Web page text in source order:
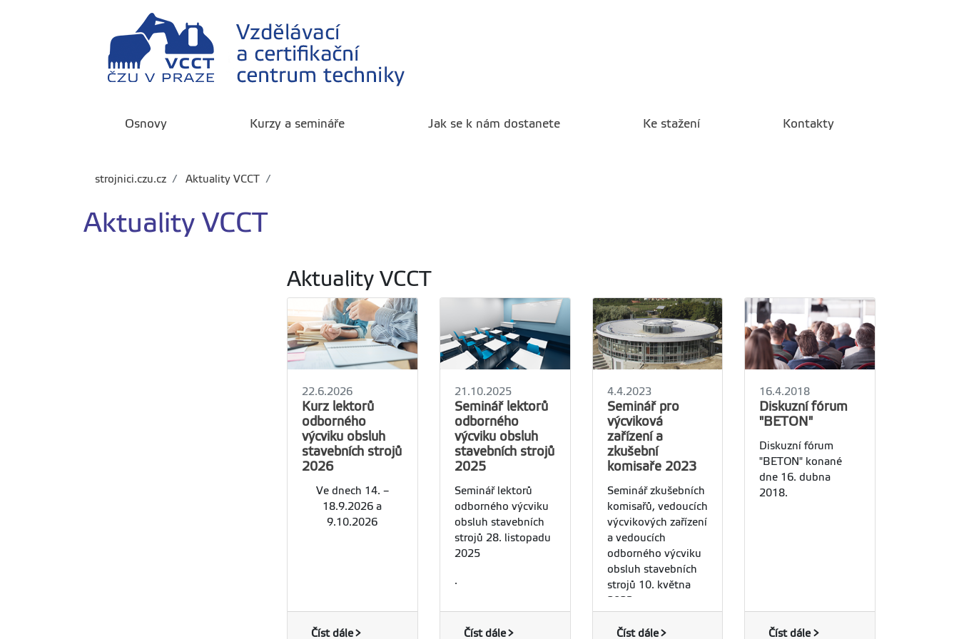
Osnovy Kurzy a semináře Jak se k nám dostanete Ke stažení Kontakty
strojnici.czu.cz Aktuality VCCT
Aktuality VCCT
Aktuality VCCT
22.6.2026
Kurz lektorů
odborného
výcviku obsluh
stavebních strojů
2026
Ve dnech 14. –
18.9.2026 a
9.10.2026
Číst dále
21.10.2025
Seminář lektorů
odborného
výcviku obsluh
stavebních strojů
2025
Seminář lektorů
odborného výcviku
obsluh stavebních
strojů 28. listopadu
2025
.
Číst dále
4.4.2023
Seminář pro
výcviková
zařízení a
zkušební
komisaře 2023
Seminář zkušebních
komisařů, vedoucích
výcvikových zařízení
a vedoucích
odborného výcviku
obsluh stavebních
strojů 10. května
2023.
Číst dále
16.4.2018
Diskuzní fórum
"BETON"
Diskuzní fórum
"BETON" konané
dne 16. dubna
2018.
Číst dále